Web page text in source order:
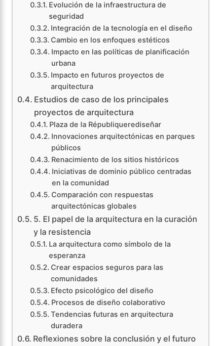
Evolución de la infraestructura de
seguridad
Integración de la tecnología en el diseño
Cambio en los enfoques estéticos
Impacto en las políticas de planificación
urbana
Impacto en futuros proyectos de
arquitectura
Estudios de caso de los principales
proyectos de arquitectura
Plaza de la Républiquerediseñar
Innovaciones arquitectónicas en parques
públicos
Renacimiento de los sitios históricos
Iniciativas de dominio público centradas
en la comunidad
Comparación con respuestas
arquitectónicas globales
5. El papel de la arquitectura en la curación
y la resistencia
La arquitectura como símbolo de la
esperanza
Crear espacios seguros para las
comunidades
Efecto psicológico del diseño
Procesos de diseño colaborativo
Tendencias futuras en arquitectura
duradera
Reflexiones sobre la conclusión y el futuro